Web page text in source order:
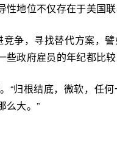
地位不仅存在于美国
争，寻找替代方案，
政府雇员的年纪都比
归根结底，微软，任
么大。”